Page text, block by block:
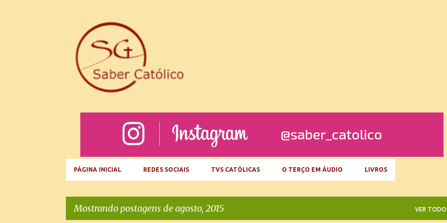
PÁGINA INICIAL REDES SOCIAIS TVS CATÓLICAS O TERÇO EM ÁUDIO LIVROS
Mostrando postagens de agosto, 2015 VER